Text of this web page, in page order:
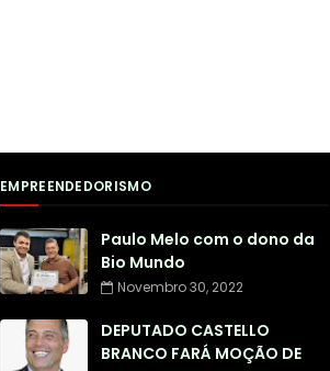
EMPREENDEDORISMO
Paulo Melo com o dono da
Bio Mundo
Novembro 30, 2022
DEPUTADO CASTELLO
BRANCO FARÁ MOÇÃO DE